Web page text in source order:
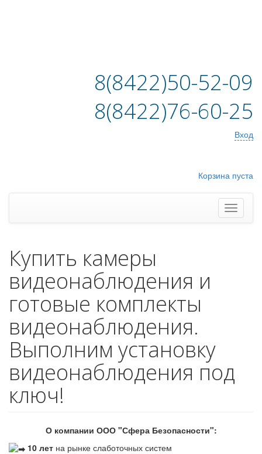
8(8422)50-52-09
8(8422)76-60-25
Вход
Корзина пуста
Купить камеры
видеонаблюдения и
готовые комплекты
видеонаблюдения.
Выполним установку
видеонаблюдения под
ключ!
О компании ООО "Сфера Безопасности":
10 лет на рынке слаботочных систем